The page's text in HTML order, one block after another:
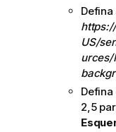
Defina
US/
urces/
Defina
2,5